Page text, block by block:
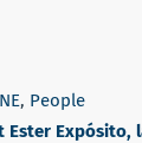
, People
Ester Expósito,